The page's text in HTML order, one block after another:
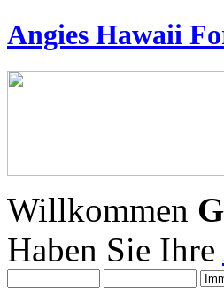
Angies Hawaii
Willkommen
Haben Sie Ihre